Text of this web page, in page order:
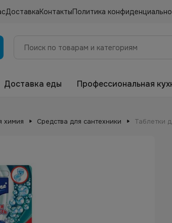
ДоставкаКонтактыПолитика
Доставка еды Профессиональная
химия Средства для сантехники Таблетки